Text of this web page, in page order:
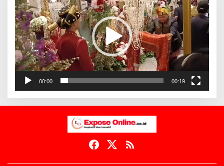
00:00 00:19